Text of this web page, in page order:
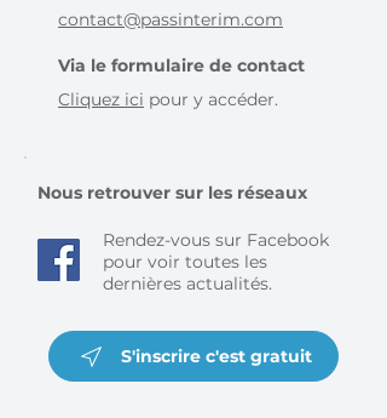
contact@passinterim.com
Via le formulaire de contact
Cliquez ici pour y accéder.
Nous retrouver sur les réseaux
Rendez-vous sur Facebook
pour voir toutes les
dernières actualités.
S'inscrire c'est gratuit